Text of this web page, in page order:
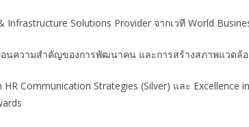
Infrastructure Solutions Provider จากเวที World
อนความสำคัญของการพัฒนาคน และการสร้างสภาพแวด
HR Communication Strategies (Silver) และ Excellence